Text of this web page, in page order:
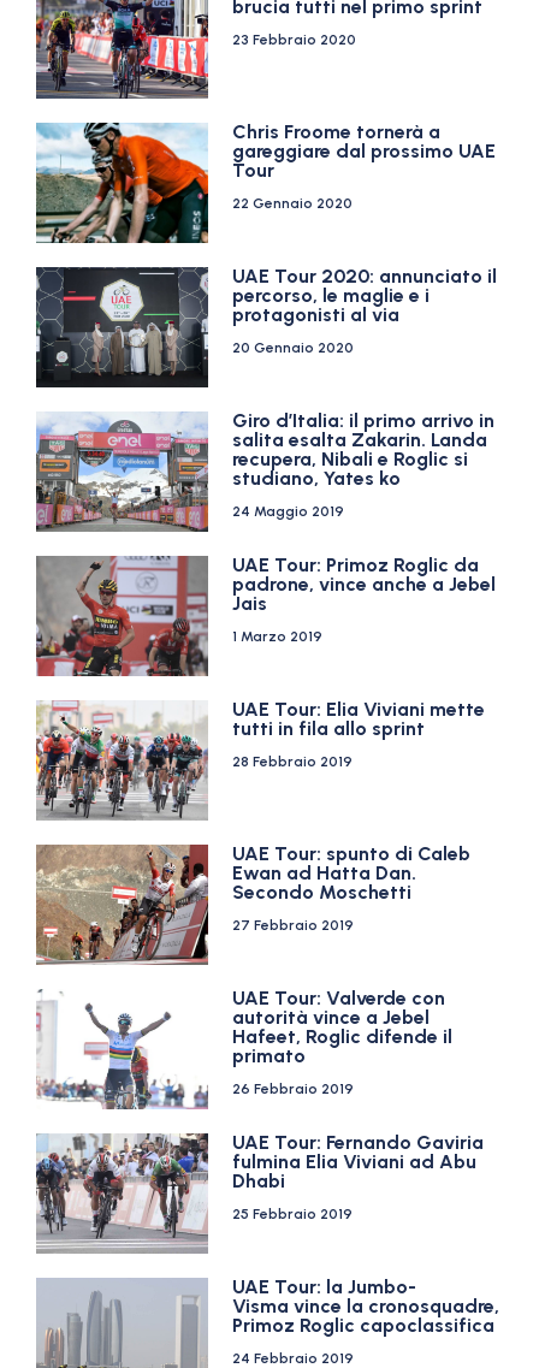
brucia tutti nel primo sprint
23 Febbraio 2020
Chris Froome tornerà a
gareggiare dal prossimo UAE
Tour
22 Gennaio 2020
UAE Tour 2020: annunciato il
percorso, le maglie e i
protagonisti al via
20 Gennaio 2020
Giro d’Italia: il primo arrivo in
salita esalta Zakarin. Landa
recupera, Nibali e Roglic si
studiano, Yates ko
24 Maggio 2019
UAE Tour: Primoz Roglic da
padrone, vince anche a Jebel
Jais
1 Marzo 2019
UAE Tour: Elia Viviani mette
tutti in fila allo sprint
28 Febbraio 2019
UAE Tour: spunto di Caleb
Ewan ad Hatta Dan.
Secondo Moschetti
27 Febbraio 2019
UAE Tour: Valverde con
autorità vince a Jebel
Hafeet, Roglic difende il
primato
26 Febbraio 2019
UAE Tour: Fernando Gaviria
fulmina Elia Viviani ad Abu
Dhabi
25 Febbraio 2019
UAE Tour: la Jumbo-
Visma vince la cronosquadre,
Primoz Roglic capoclassifica
24 Febbraio 2019